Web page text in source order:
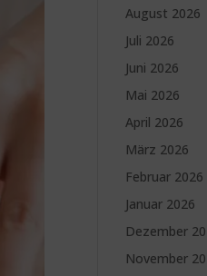
August 2026
Juli 2026
Juni 2026
Mai 2026
April 2026
März 2026
Februar 2026
Januar 2026
Dezember
November